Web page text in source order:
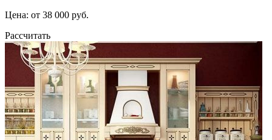
Цена: от 38 000 руб.
Рассчитать